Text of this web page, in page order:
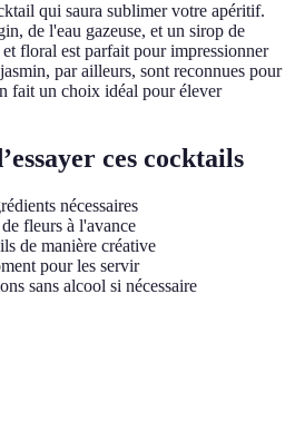
qui saura sublimer votre apéritif.
de l'eau gazeuse, et un sirop de
floral est parfait pour impressionner
par ailleurs, sont reconnues pour
fait un choix idéal pour élever
ces cocktails
nécessaires
fleurs à l'avance
de manière créative
pour les servir
sans alcool si nécessaire